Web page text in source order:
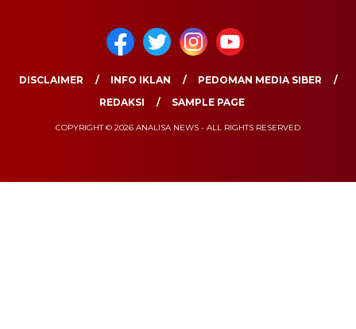
DISCLAIMER INFO IKLAN
PEDOMAN MEDIA SIBER
REDAKSI
SAMPLE PAGE
COPYRIGHT © 2026 ANALISA NEWS - ALL RIGHTS RESERVED